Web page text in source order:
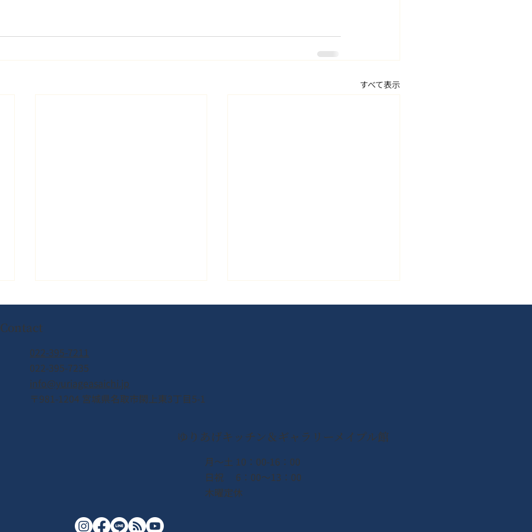
すべて表示
【カナダ🇨🇦現地レポート】
立命館大学・永野ゼミの皆さ
い申し上げます（メイプル館
にて募金箱を設置いたしまし
た）
Contact
022-395-7211
022-395-7235
info@yuriageasaichi.jp
〒981-1204 宮城県名取市閖上東3丁目5-1
ゆりあげキッチン＆ギャラリーメイプル館
月〜土 10：00-16：00
日祝 6：00〜13：00
木曜定休